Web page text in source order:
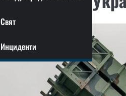
Свят
Инциденти